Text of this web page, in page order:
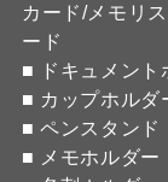
カード/メモリ
ード
■ ドキュメント
■ カップホルダ
■ ペンスタンド
■ メモホルダー